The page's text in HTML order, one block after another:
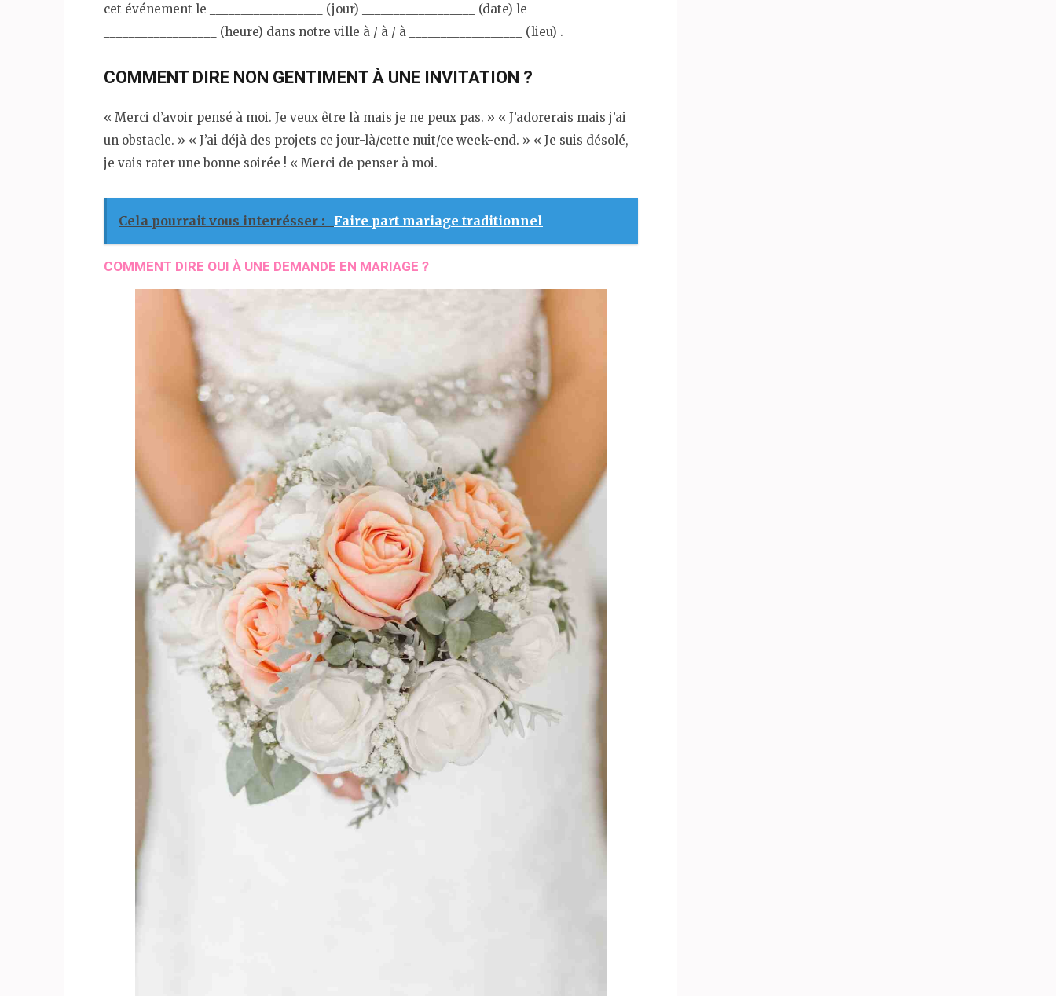
cet événement le __________________ (jour) __________________ (date) le
__________________ (heure) dans notre ville à / à / à __________________ (lieu) .
COMMENT DIRE NON GENTIMENT À UNE INVITATION ?
« Merci d’avoir pensé à moi. Je veux être là mais je ne peux pas. » « J’adorerais mais j’ai
un obstacle. » « J’ai déjà des projets ce jour-là/cette nuit/ce week-end. » « Je suis désolé,
je vais rater une bonne soirée ! « Merci de penser à moi.
Cela pourrait vous interrésser : Faire part mariage traditionnel
COMMENT DIRE OUI À UNE DEMANDE EN MARIAGE ?